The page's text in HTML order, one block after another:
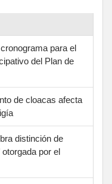
para el
del Plan de
de cloacas afecta
distinción de
por el